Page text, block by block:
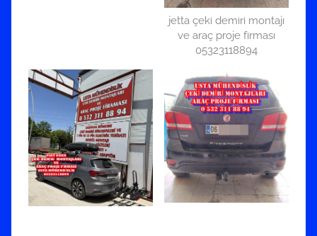
jetta çeki demiri montajı
ve araç proje firması
05323118894